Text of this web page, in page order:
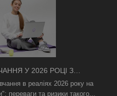
У 2026 РОЦІ З
ЯК АСИНХРОННИЙ
ПРОЦЕС
в реаліях 2026 року на
переваги та ризики такого...